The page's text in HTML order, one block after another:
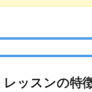
ッスンの特